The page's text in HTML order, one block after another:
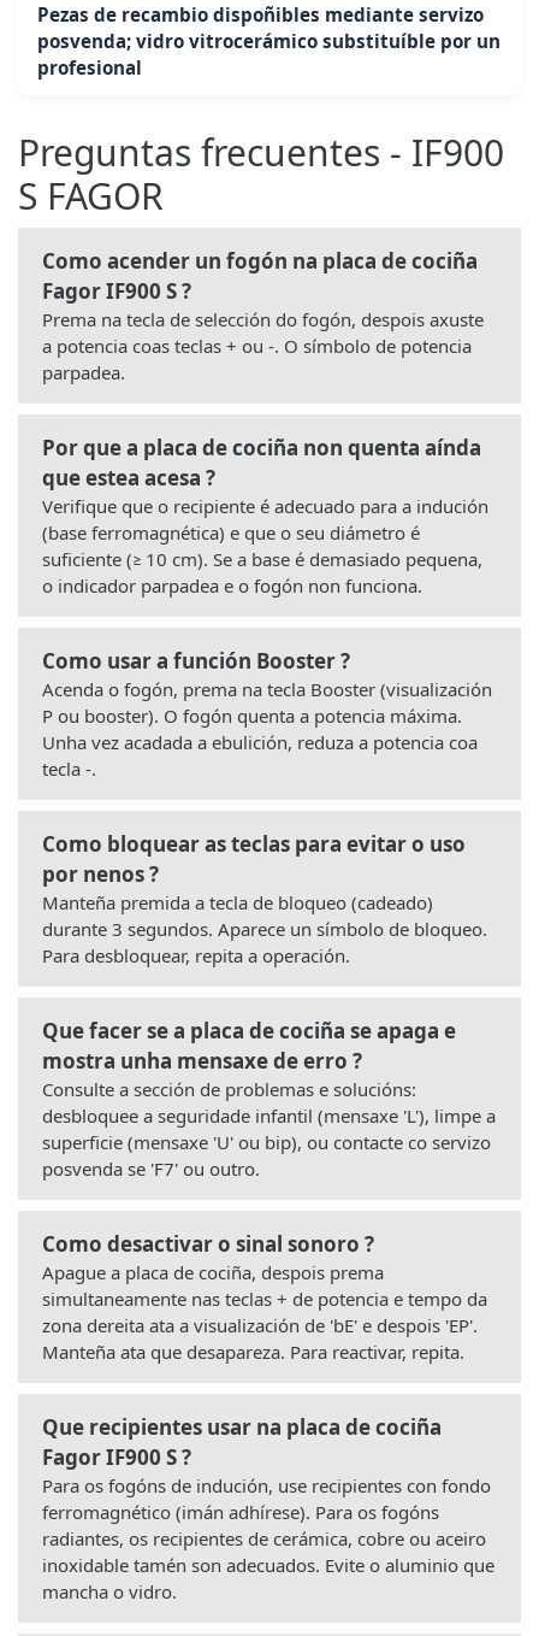
Pezas de recambio dispoñibles mediante servizo
posvenda; vidro vitrocerámico substituíble por un
profesional
Preguntas frecuentes - IF900
S FAGOR
Como acender un fogón na placa de cociña
Fagor IF900 S ?
Prema na tecla de selección do fogón, despois axuste
a potencia coas teclas + ou -. O símbolo de potencia
parpadea.
Por que a placa de cociña non quenta aínda
que estea acesa ?
Verifique que o recipiente é adecuado para a indución
(base ferromagnética) e que o seu diámetro é
suficiente (≥ 10 cm). Se a base é demasiado pequena,
o indicador parpadea e o fogón non funciona.
Como usar a función Booster ?
Acenda o fogón, prema na tecla Booster (visualización
P ou booster). O fogón quenta a potencia máxima.
Unha vez acadada a ebulición, reduza a potencia coa
tecla -.
Como bloquear as teclas para evitar o uso
por nenos ?
Manteña premida a tecla de bloqueo (cadeado)
durante 3 segundos. Aparece un símbolo de bloqueo.
Para desbloquear, repita a operación.
Que facer se a placa de cociña se apaga e
mostra unha mensaxe de erro ?
Consulte a sección de problemas e solucións:
desbloquee a seguridade infantil (mensaxe 'L'), limpe a
superficie (mensaxe 'U' ou bip), ou contacte co servizo
posvenda se 'F7' ou outro.
Como desactivar o sinal sonoro ?
Apague a placa de cociña, despois prema
simultaneamente nas teclas + de potencia e tempo da
zona dereita ata a visualización de 'bE' e despois 'EP'.
Manteña ata que desapareza. Para reactivar, repita.
Que recipientes usar na placa de cociña
Fagor IF900 S ?
Para os fogóns de indución, use recipientes con fondo
ferromagnético (imán adhírese). Para os fogóns
radiantes, os recipientes de cerámica, cobre ou aceiro
inoxidable tamén son adecuados. Evite o aluminio que
mancha o vidro.